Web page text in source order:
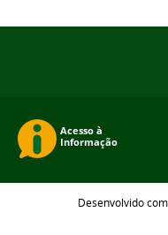
Desenvolvido